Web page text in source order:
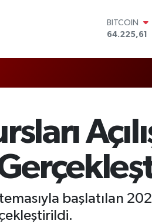
DOLAR
47,6704
55,0406
BİST100
13.799
BITCOIN
64.225,61
başlatılan